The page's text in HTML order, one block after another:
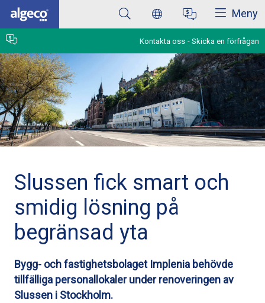
Hoppa
huvudinnehåll
Meny
Kontakta oss Skicka en förfrågan
Slussen fick smart och
smidig lösning på
begränsad yta
Bygg- och fastighetsbolaget Implenia behövde
tillfälliga personallokaler under renoveringen av
Slussen i Stockholm.